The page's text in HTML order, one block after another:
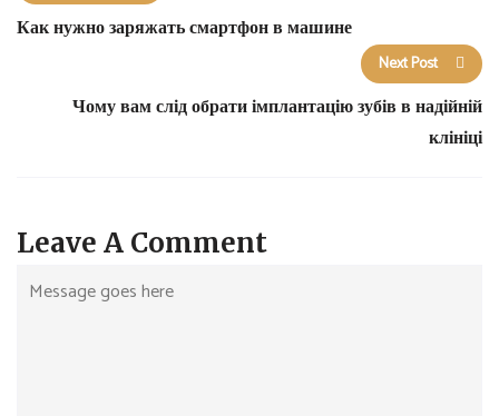
Как нужно заряжать смартфон в машине
Next Post
Чому вам слід обрати імплантацію зубів в надійній
клініці
Leave A Comment